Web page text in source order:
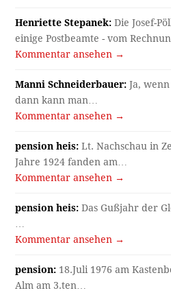
Henriette Stepanek: Die Josef-
einige Postbeamte - vom
Kommentar ansehen →
Manni Schneiderbauer: Ja,
dann kann man…
Kommentar ansehen →
pension heis: Lt. Nachschau in
Jahre 1924 fanden am…
Kommentar ansehen →
pension heis: Das Gußjahr der
…
Kommentar ansehen →
pension: 18.Juli 1976 am
Alm am 3.ten…